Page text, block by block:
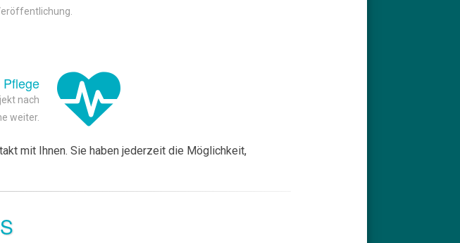
Pflege
nach
weiter.
mit Ihnen. Sie haben jederzeit die Möglichkeit,